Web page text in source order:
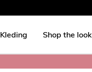
Kleding Shop the look